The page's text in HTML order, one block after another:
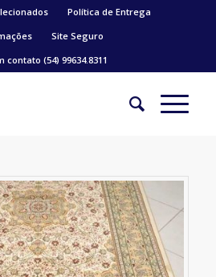
Política de Entrega
Site Seguro
contato (54) 99634.8311